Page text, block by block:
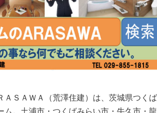
ＡＳＡＷＡ（荒澤住建）は、茨城県つく
ム。土浦市・つくばみらい市・牛久市・